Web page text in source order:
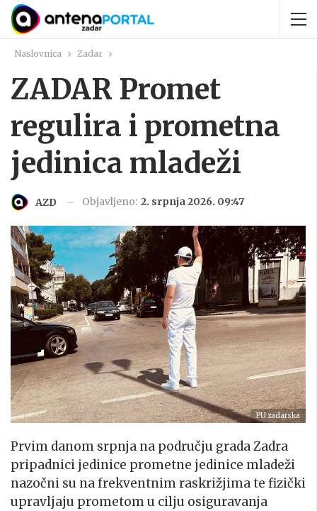
Naslovnica Zadar
ZADAR Promet
regulira i prometna
jedinica mladeži
AZD Objavljeno: 2. srpnja 2026. 09:47
PU zadarska
Prvim danom srpnja na području grada Zadra
pripadnici jedinice prometne jedinice mladeži
nazočni su na frekventnim raskrižjima te fizički
upravljaju prometom u cilju osiguravanja